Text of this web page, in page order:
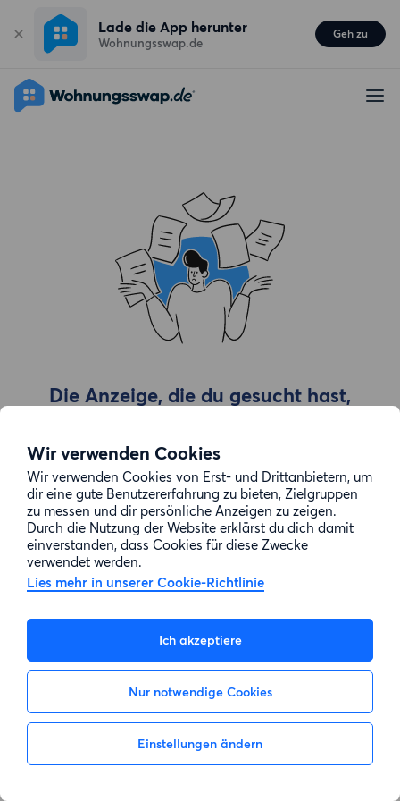
Wir verwenden Cookies
Wir verwenden Cookies von Erst- und Drittanbietern, um
dir eine gute Benutzererfahrung zu bieten, Zielgruppen
zu messen und dir persönliche Anzeigen zu zeigen.
Durch die Nutzung der Website erklärst du dich damit
einverstanden, dass Cookies für diese Zwecke
verwendet werden.
Lies mehr in unserer Cookie-Richtlinie
Ich akzeptiere
Nur notwendige Cookies
Einstellungen ändern
Lade die App herunter
Wohnungsswap.de
Geh zu
Die Anzeige, die du gesucht hast,
Zur Suche gehen